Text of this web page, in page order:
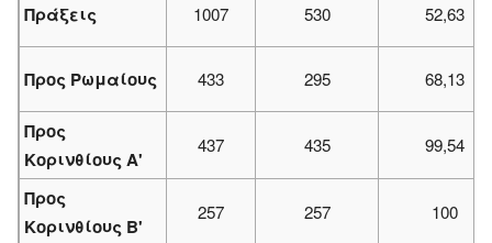
Πράξεις 1007 530 52,63
Προς Ρωμαίους 433 295 68,13
Προς
Κορινθίους Α'
437 435 99,54
Προς
Κορινθίους Β'
257 257 100